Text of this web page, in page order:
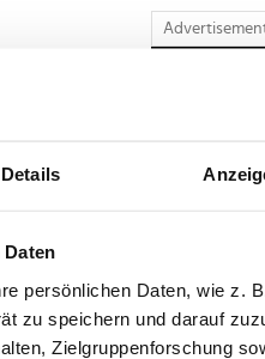
Details
persönlichen Daten, wie z.
zu speichern und darauf
Zielgruppenforschung